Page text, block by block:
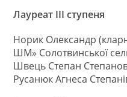
Лауреат ІІІ ступеня
Норик Олександр
ШМ» Солотвинської
Швець Степан
Русанюк Агнеса